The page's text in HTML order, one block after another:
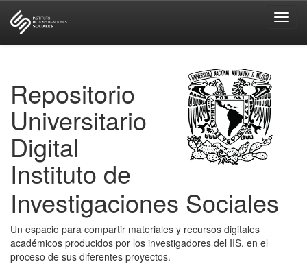
Repositorio
Universitario
Digital
Instituto de
Investigaciones Sociales
Un espacio para compartir materiales y recursos digitales
académicos producidos por los investigadores del IIS, en el
proceso de sus diferentes proyectos.